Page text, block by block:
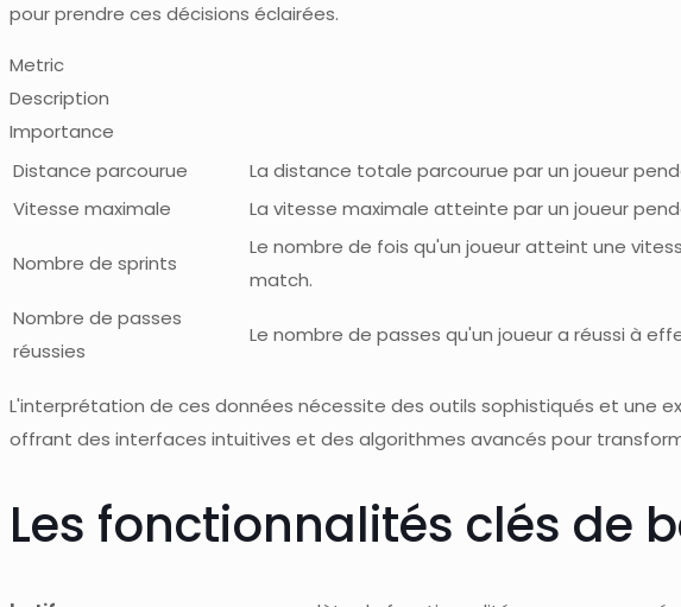
pour prendre ces décisions éclairées.
Metric
Description
Importance
Distance parcourue
La distance totale parcourue par un joueur
Vitesse maximale
La vitesse maximale atteinte par un joueur
Nombre de sprints
Le nombre de fois qu'un joueur atteint une
match.
Nombre de passes
réussies
Le nombre de passes qu'un joueur a réussi à
L'interprétation de ces données nécessite des outils sophistiqués et une
offrant des interfaces intuitives et des algorithmes avancés pour
Les fonctionnalités clés de